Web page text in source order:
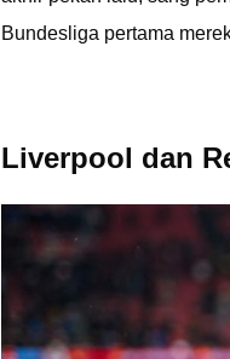
Bundesliga pertama
Liverpool dan